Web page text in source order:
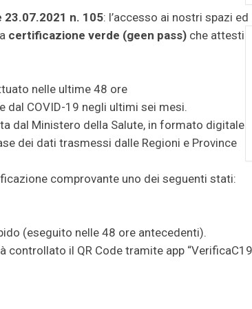
23.07.2021 n. 105: l’accesso ai nostri spazi ed
certificazione verde (geen pass) che attesti
nelle ultime 48 ore
dal COVID-19 negli ultimi sei mesi.
dal Ministero della Salute, in formato digitale
dei dati trasmessi dalle Regioni e Province
comprovante uno dei seguenti stati:
(eseguito nelle 48 ore antecedenti).
il QR Code tramite app